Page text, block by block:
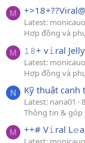
M
Latest:
Hợp đồng và
M 𝟷𝟾+ v𝚒ral
Latest:
Hợp đồng và
N Kỹ thuật canh
Latest: nana01
Thông tin & góp
M ++# V𝚒ral